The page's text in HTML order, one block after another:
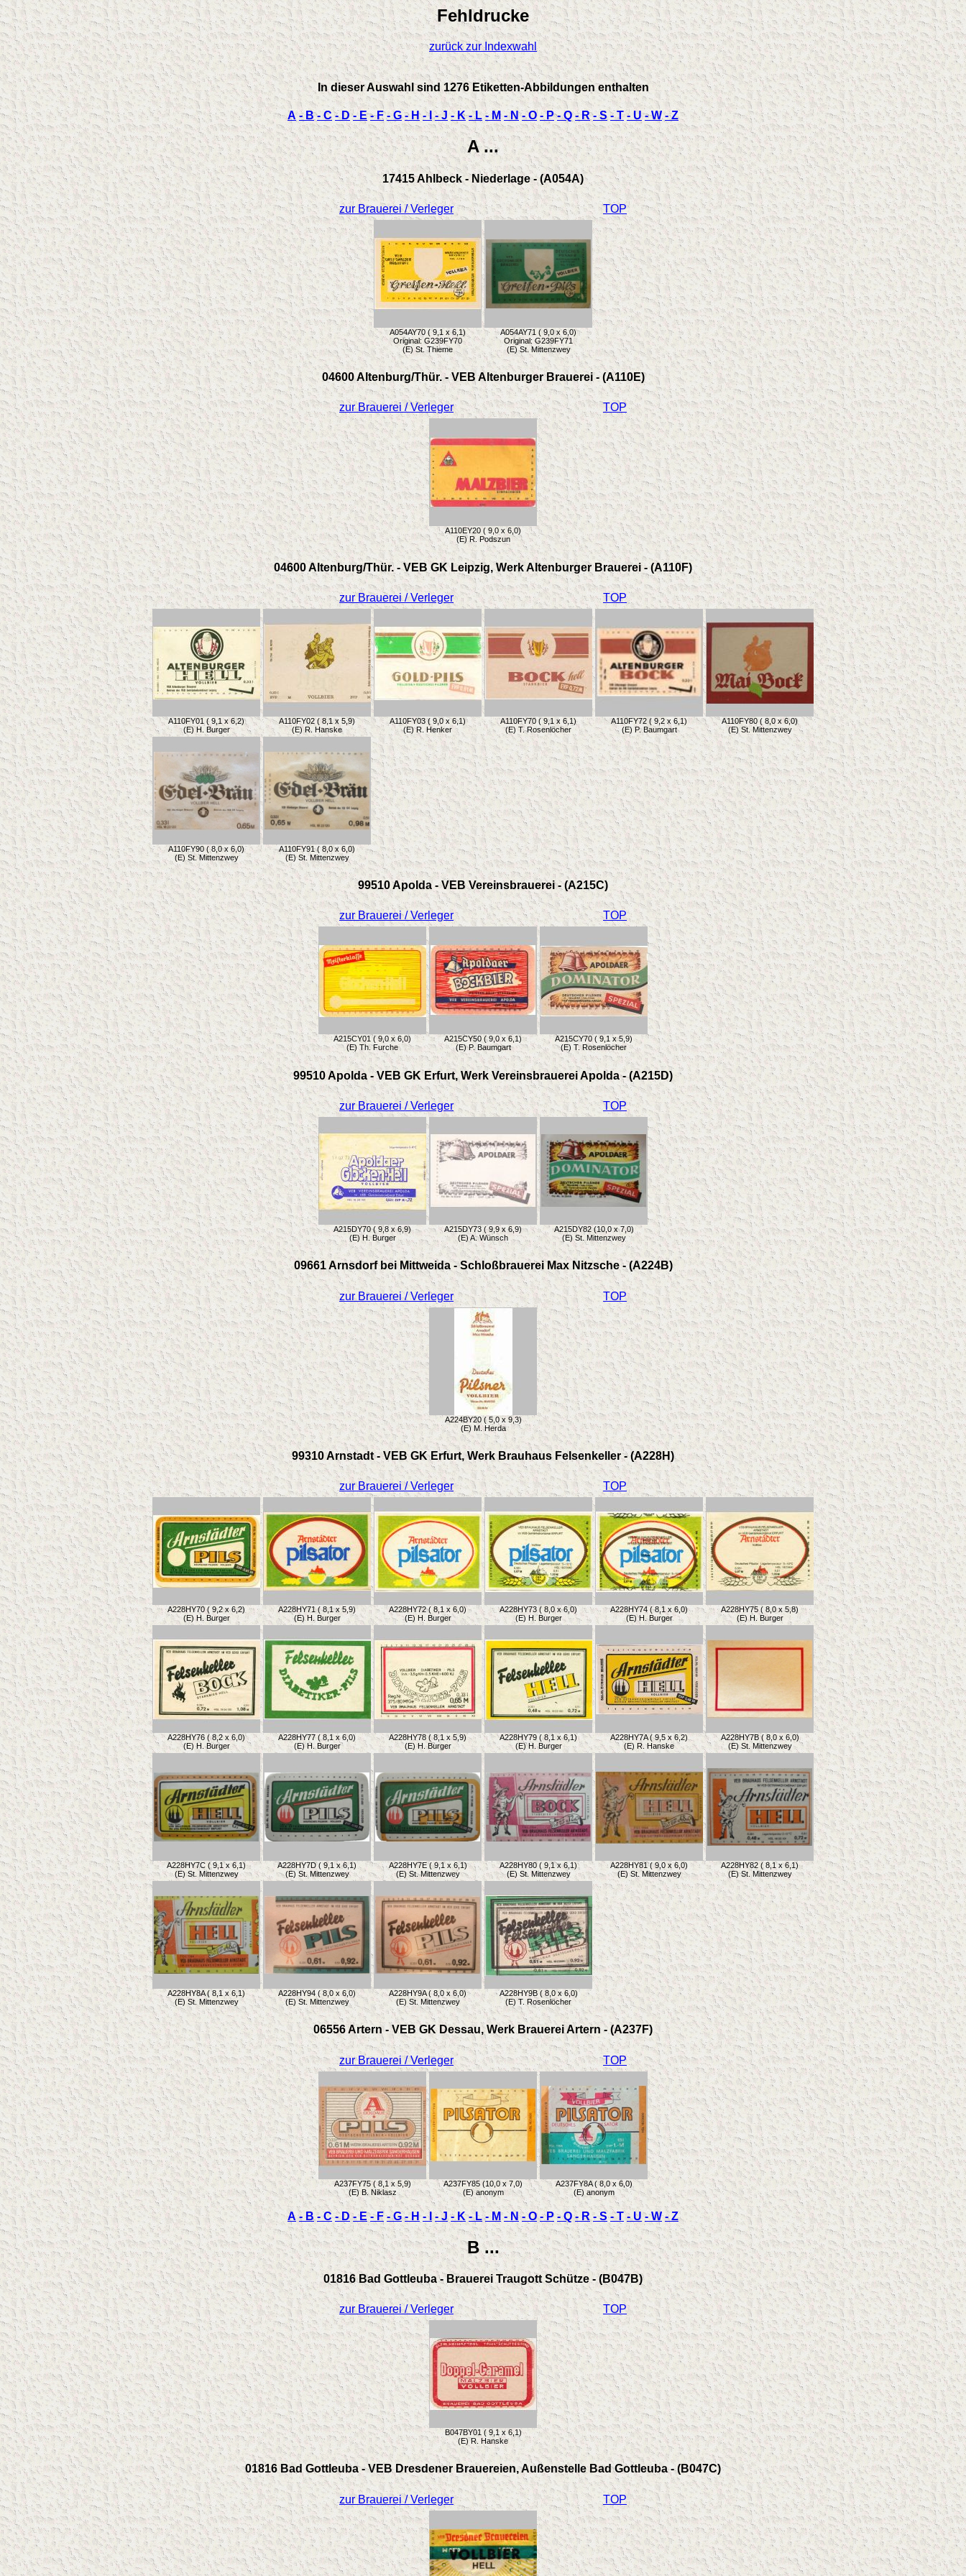
Fehldrucke
zurück zur Indexwahl
In dieser Auswahl sind 1276 Etiketten-Abbildungen enthalten
A - B - C - D - E - F - G - H - I - J - K - L - M - N - O - P - Q - R - S - T - U - W - Z
A ...
17415 Ahlbeck - Niederlage - (A054A)
zur Brauerei / Verleger TOP
A054AY70 ( 9,1 x 6,1)
Original: G239FY70
(E) St. Thieme
A054AY71 ( 9,0 x 6,0)
Original: G239FY71
(E) St. Mittenzwey
04600 Altenburg/Thür. - VEB Altenburger Brauerei - (A110E)
zur Brauerei / Verleger TOP
A110EY20 ( 9,0 x 6,0)
(E) R. Podszun
04600 Altenburg/Thür. - VEB GK Leipzig, Werk Altenburger Brauerei - (A110F)
zur Brauerei / Verleger TOP
A110FY01 ( 9,1 x 6,2)
(E) H. Burger
A110FY02 ( 8,1 x 5,9)
(E) R. Hanske
A110FY03 ( 9,0 x 6,1)
(E) R. Henker
A110FY70 ( 9,1 x 6,1)
(E) T. Rosenlöcher
A110FY72 ( 9,2 x 6,1)
(E) P. Baumgart
A110FY80 ( 8,0 x 6,0)
(E) St. Mittenzwey
A110FY90 ( 8,0 x 6,0)
(E) St. Mittenzwey
A110FY91 ( 8,0 x 6,0)
(E) St. Mittenzwey
99510 Apolda - VEB Vereinsbrauerei - (A215C)
zur Brauerei / Verleger TOP
A215CY01 ( 9,0 x 6,0)
(E) Th. Furche
A215CY50 ( 9,0 x 6,1)
(E) P. Baumgart
A215CY70 ( 9,1 x 5,9)
(E) T. Rosenlöcher
99510 Apolda - VEB GK Erfurt, Werk Vereinsbrauerei Apolda - (A215D)
zur Brauerei / Verleger TOP
A215DY70 ( 9,8 x 6,9)
(E) H. Burger
A215DY73 ( 9,9 x 6,9)
(E) A. Wünsch
A215DY82 (10,0 x 7,0)
(E) St. Mittenzwey
09661 Arnsdorf bei Mittweida - Schloßbrauerei Max Nitzsche - (A224B)
zur Brauerei / Verleger TOP
A224BY20 ( 5,0 x 9,3)
(E) M. Herda
99310 Arnstadt - VEB GK Erfurt, Werk Brauhaus Felsenkeller - (A228H)
zur Brauerei / Verleger TOP
A228HY70 ( 9,2 x 6,2)
(E) H. Burger
A228HY71 ( 8,1 x 5,9)
(E) H. Burger
A228HY72 ( 8,1 x 6,0)
(E) H. Burger
A228HY73 ( 8,0 x 6,0)
(E) H. Burger
A228HY74 ( 8,1 x 6,0)
(E) H. Burger
A228HY75 ( 8,0 x 5,8)
(E) H. Burger
A228HY76 ( 8,2 x 6,0)
(E) H. Burger
A228HY77 ( 8,1 x 6,0)
(E) H. Burger
A228HY78 ( 8,1 x 5,9)
(E) H. Burger
A228HY79 ( 8,1 x 6,1)
(E) H. Burger
A228HY7A ( 9,5 x 6,2)
(E) R. Hanske
A228HY7B ( 8,0 x 6,0)
(E) St. Mittenzwey
A228HY7C ( 9,1 x 6,1)
(E) St. Mittenzwey
A228HY7D ( 9,1 x 6,1)
(E) St. Mittenzwey
A228HY7E ( 9,1 x 6,1)
(E) St. Mittenzwey
A228HY80 ( 9,1 x 6,1)
(E) St. Mittenzwey
A228HY81 ( 9,0 x 6,0)
(E) St. Mittenzwey
A228HY82 ( 8,1 x 6,1)
(E) St. Mittenzwey
A228HY8A ( 8,1 x 6,1)
(E) St. Mittenzwey
A228HY94 ( 8,0 x 6,0)
(E) St. Mittenzwey
A228HY9A ( 8,0 x 6,0)
(E) St. Mittenzwey
A228HY9B ( 8,0 x 6,0)
(E) T. Rosenlöcher
06556 Artern - VEB GK Dessau, Werk Brauerei Artern - (A237F)
zur Brauerei / Verleger TOP
A237FY75 ( 8,1 x 5,9)
(E) B. Niklasz
A237FY85 (10,0 x 7,0)
(E) anonym
A237FY8A ( 8,0 x 6,0)
(E) anonym
A - B - C - D - E - F - G - H - I - J - K - L - M - N - O - P - Q - R - S - T - U - W - Z
B ...
01816 Bad Gottleuba - Brauerei Traugott Schütze - (B047B)
zur Brauerei / Verleger TOP
B047BY01 ( 9,1 x 6,1)
(E) R. Hanske
01816 Bad Gottleuba - VEB Dresdener Brauereien, Außenstelle Bad Gottleuba - (B047C)
zur Brauerei / Verleger TOP